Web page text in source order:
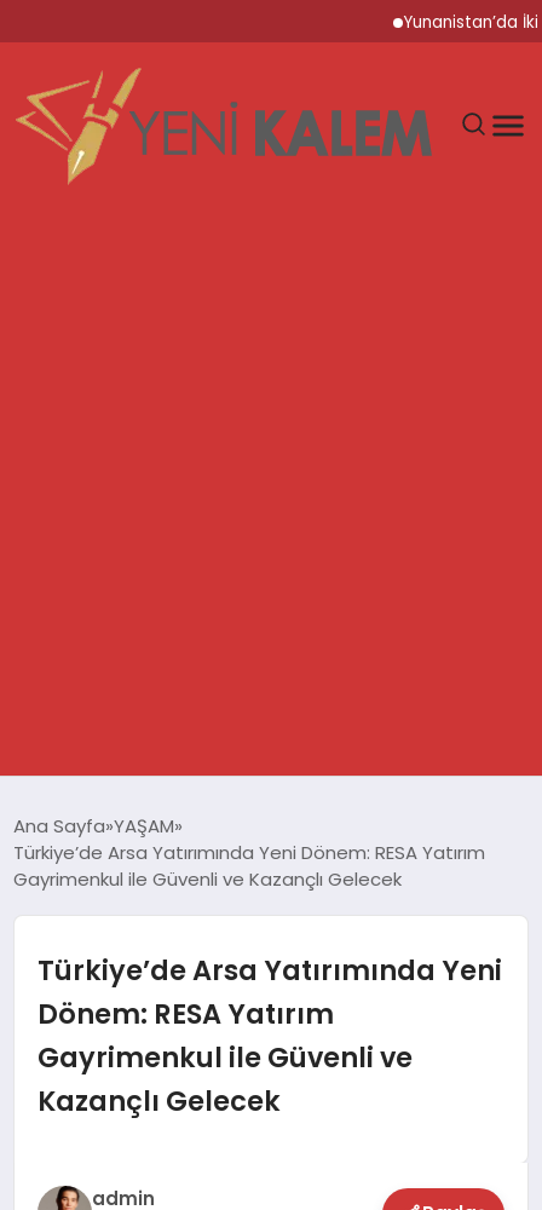
Yunanistan’da İki
SPOR
EKONOMİ
YAŞAM
SAĞLIK
Ana Sayfa YAŞAM
Türkiye’de Arsa Yatırımında Yeni Dönem: RESA Yatırım
Gayrimenkul ile Güvenli ve Kazançlı Gelecek
Türkiye’de Arsa Yatırımında Yeni
Dönem: RESA Yatırım
Gayrimenkul ile Güvenli ve
Kazançlı Gelecek
admin